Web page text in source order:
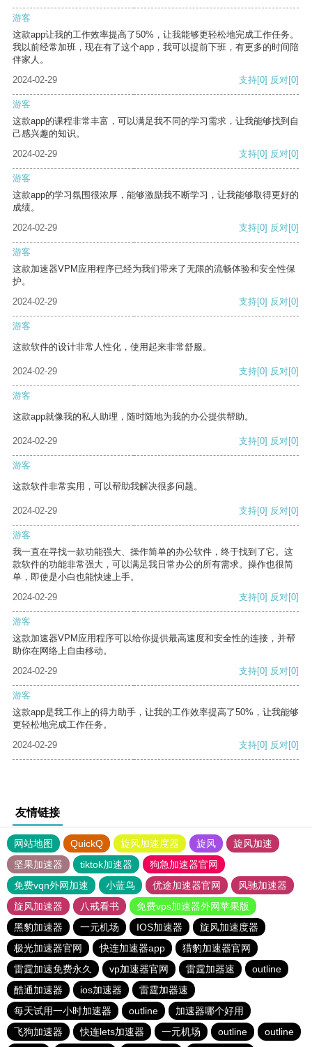
游客
这款app让我的工作效率提高了50%，让我能够更轻松地完成工作任务。
我以前经常加班，现在有了这个app，我可以提前下班，有更多的时间陪
伴家人。
2024-02-29
支持[0] 反对[0]
游客
这款app的课程非常丰富，可以满足我不同的学习需求，让我能够找到自
己感兴趣的知识。
2024-02-29
支持[0] 反对[0]
游客
这款app的学习氛围很浓厚，能够激励我不断学习，让我能够取得更好的
成绩。
2024-02-29
支持[0] 反对[0]
游客
这款加速器VPM应用程序已经为我们带来了无限的流畅体验和安全性保
护。
2024-02-29
支持[0] 反对[0]
游客
这款软件的设计非常人性化，使用起来非常舒服。
2024-02-29 支持[0] 反对[0]
游客
这款app就像我的私人助理，随时随地为我的办公提供帮助。
2024-02-29 支持[0] 反对[0]
游客
这款软件非常实用，可以帮助我解决很多问题。
2024-02-29 支持[0] 反对[0]
游客
我一直在寻找一款功能强大、操作简单的办公软件，终于找到了它。这
款软件的功能非常强大，可以满足我日常办公的所有需求。操作也很简
单，即使是小白也能快速上手。
2024-02-29
支持[0] 反对[0]
游客
这款加速器VPM应用程序可以给你提供最高速度和安全性的连接，并帮
助你在网络上自由移动。
2024-02-29
支持[0] 反对[0]
游客
这款app是我工作上的得力助手，让我的工作效率提高了50%，让我能够
更轻松地完成工作任务。
2024-02-29
支持[0] 反对[0]
友情链接
网站地图 QuickQ 旋风加速度器 旋风
旋风加速
坚果加速器
tiktok加速器
狗急加速器官网
免费vqn外网加速
小蓝鸟 优途加速器官网
风驰加速器
旋风加速器
八戒看书
免费vps加速器外网苹果版
黑豹加速器
一元机场 IOS加速器
旋风加速度器
极光加速器官网
快连加速器app
猎豹加速器官网
雷霆加速免费永久
vp加速器官网 雷霆加器速
outline
酷通加速器
ios加速器
雷霆加器速
每天试用一小时加速器
outline
加速器哪个好用
飞狗加速器
快连lets加速器 一元机场 outline outline